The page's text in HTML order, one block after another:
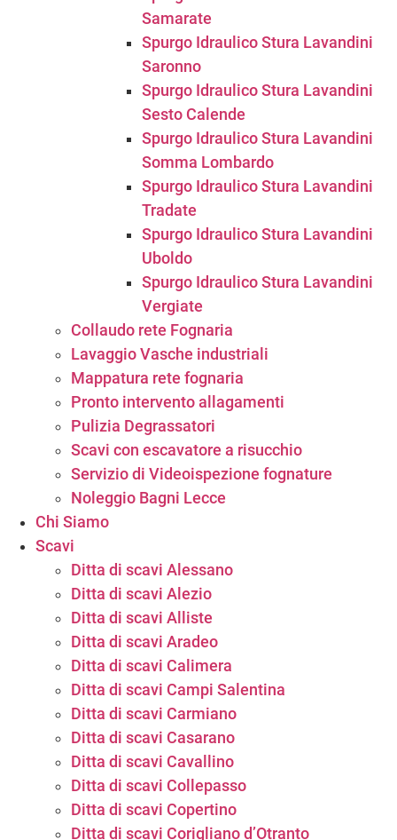
Samarate
Spurgo Idraulico Stura Lavandini
Saronno
Spurgo Idraulico Stura Lavandini
Sesto Calende
Spurgo Idraulico Stura Lavandini
Somma Lombardo
Spurgo Idraulico Stura Lavandini
Tradate
Spurgo Idraulico Stura Lavandini
Uboldo
Spurgo Idraulico Stura Lavandini
Vergiate
Collaudo rete Fognaria
Lavaggio Vasche industriali
Mappatura rete fognaria
Pronto intervento allagamenti
Pulizia Degrassatori
Scavi con escavatore a risucchio
Servizio di Videoispezione fognature
Noleggio Bagni Lecce
Chi Siamo
Scavi
Ditta di scavi Alessano
Ditta di scavi Alezio
Ditta di scavi Alliste
Ditta di scavi Aradeo
Ditta di scavi Calimera
Ditta di scavi Campi Salentina
Ditta di scavi Carmiano
Ditta di scavi Casarano
Ditta di scavi Cavallino
Ditta di scavi Collepasso
Ditta di scavi Copertino
Ditta di scavi Corigliano d’Otranto